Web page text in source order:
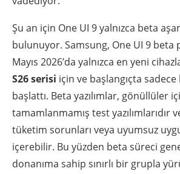
Şu an için One UI 9 yalnızca beta
bulunuyor. Samsung, One UI 9 beta
Mayıs 2026’da yalnızca en yeni
S26 serisi için ve başlangıçta
başlattı. Beta yazılımlar, gönüllüler
tamamlanmamış test yazılımlarıdır
tüketim sorunları veya uyumsuz
içerebilir. Bu yüzden beta süreci
donanıma sahip sınırlı bir grupla